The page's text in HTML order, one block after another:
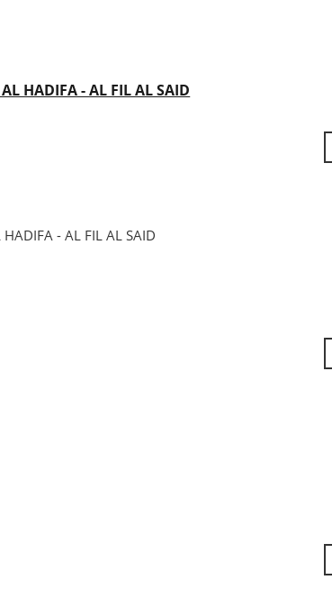
HADIFA - AL FIL AL SAID
HADIFA - AL FIL AL SAID